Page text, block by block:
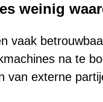
weinig
vaak
na te
van externe